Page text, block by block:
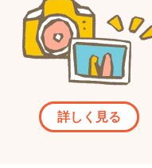
詳しく見る